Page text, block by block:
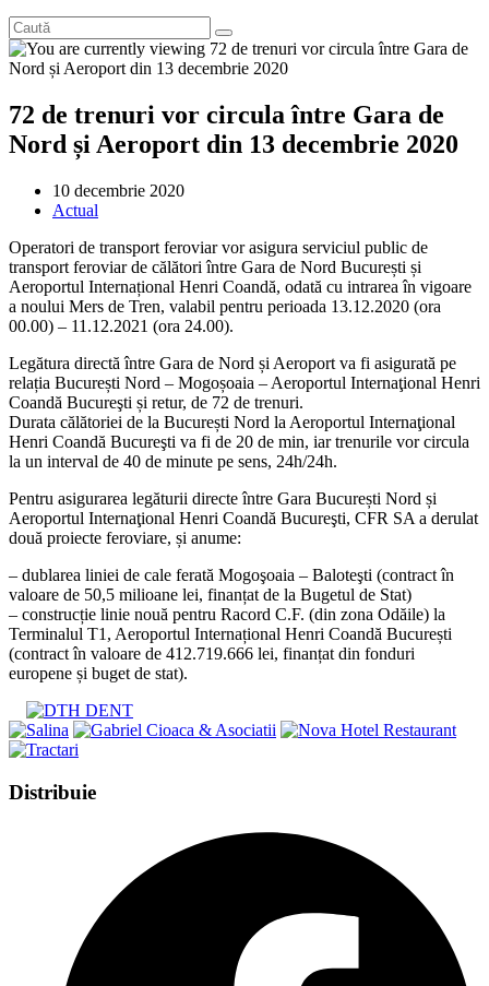
72 de trenuri vor circula între Gara de
Nord și Aeroport din 13 decembrie 2020
Post
published:
10 decembrie 2020
Post
Actual
Operatori de transport feroviar vor asigura serviciul public de
transport feroviar de călători între Gara de Nord București și
Aeroportul Internațional Henri Coandă, odată cu intrarea în vigoare
a noului Mers de Tren, valabil pentru perioada 13.12.2020 (ora
00.00) – 11.12.2021 (ora 24.00).
Legătura directă între Gara de Nord și Aeroport va fi asigurată pe
relația București Nord – Mogoșoaia – Aeroportul Internaţional Henri
Coandă Bucureşti și retur, de 72 de trenuri.
Durata călătoriei de la București Nord la Aeroportul Internaţional
Henri Coandă Bucureşti va fi de 20 de min, iar trenurile vor circula
la un interval de 40 de minute pe sens, 24h/24h.
Pentru asigurarea legăturii directe între Gara București Nord și
Aeroportul Internaţional Henri Coandă Bucureşti, CFR SA a derulat
două proiecte feroviare, și anume:
– dublarea liniei de cale ferată Mogoşoaia – Baloteşti (contract în
valoare de 50,5 milioane lei, finanțat de la Bugetul de Stat)
– construcție linie nouă pentru Racord C.F. (din zona Odăile) la
Terminalul T1, Aeroportul Internațional Henri Coandă București
(contract în valoare de 412.719.666 lei, finanțat din fonduri
europene și buget de stat).
DistribuieShare
window